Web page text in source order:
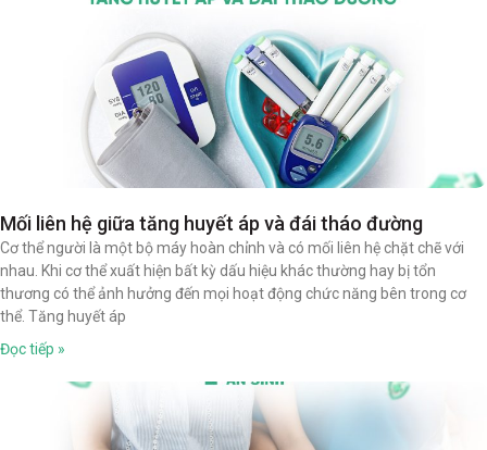
Mối liên hệ giữa tăng huyết áp và đái tháo đường
Cơ thể người là một bộ máy hoàn chỉnh và có mối liên hệ chặt chẽ với
nhau. Khi cơ thể xuất hiện bất kỳ dấu hiệu khác thường hay bị tổn
thương có thể ảnh hưởng đến mọi hoạt động chức năng bên trong cơ
thể. Tăng huyết áp
Đọc tiếp »